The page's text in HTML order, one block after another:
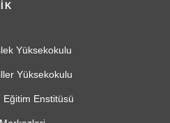
Yüksekokulu
Yüksekokulu
Eğitim Enstitüsü